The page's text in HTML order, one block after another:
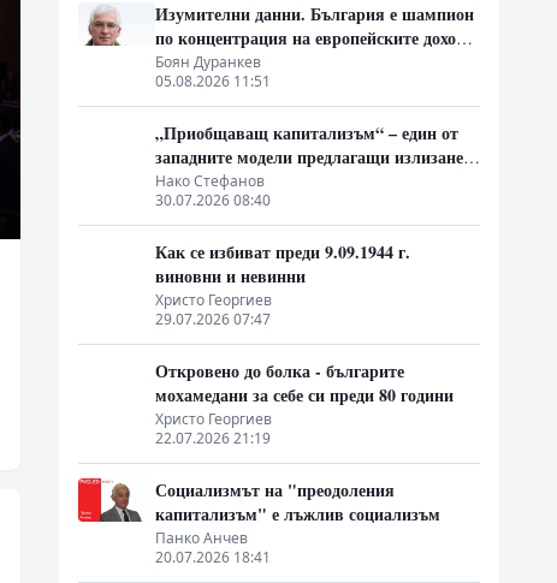
Изумителни данни. България е шампион
по концентрация на европейските доходи
в ръцете на най-богатия 1%, надминава
и САЩ
Боян Дуранкев
05.08.2026 11:51
„Приобщаващ капитализъм“ – един от
западните модели предлагащи излизане
от системата на неолиберализма
Нако Стефанов
30.07.2026 08:40
Как се избиват преди 9.09.1944 г.
виновни и невинни
Христо Георгиев
29.07.2026 07:47
Откровено до болка - българите
мохамедани за себе си преди 80 години
Христо Георгиев
22.07.2026 21:19
Социализмът на "преодоления
капитализъм" е лъжлив социализъм
Панко Анчев
20.07.2026 18:41